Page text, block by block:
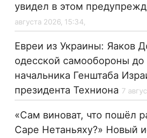
увидел в этом
августа 2026, 15:34,
Евреи из Украины: Яаков
одесской самообороны до
начальника Генштаба
президента Техниона 7
«Сам виноват, что пошёл
Саре Нетаньяху?» Новый